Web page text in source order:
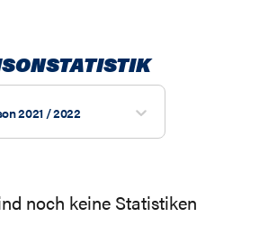
2021 / 2022
noch keine Statistiken